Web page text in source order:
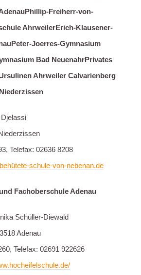
Phillip-Freiherr-von-
AhrweilerErich-Klausener-
Peter-Joerres-Gymnasium
Bad NeuenahrPrivates
Ahrweiler Calvarienberg
Telefax: 02636 8208
schule-von-nebenan.de
Fachoberschule Adenau
Schüller-Diewald
Adenau
Telefax: 02691 922626